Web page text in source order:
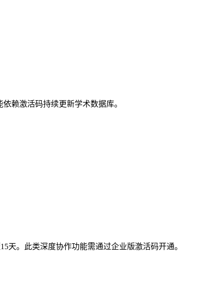
赖激活码持续更新学术数据库。
天。此类深度协作功能需通过企业版激活码开通。